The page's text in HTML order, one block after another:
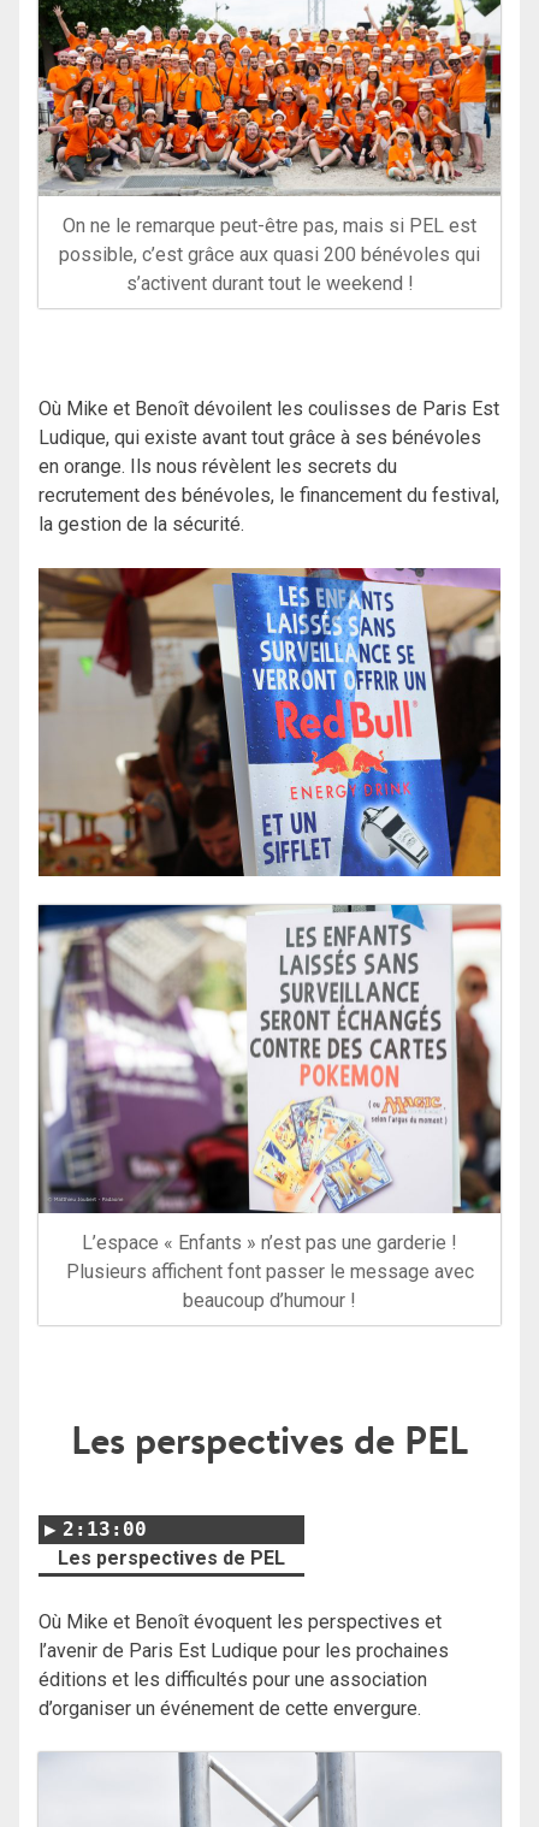
On ne le remarque peut-être pas, mais si PEL est
possible, c’est grâce aux quasi 200 bénévoles qui
s’activent durant tout le weekend !
Où Mike et Benoît dévoilent les coulisses de Paris Est
Ludique, qui existe avant tout grâce à ses bénévoles
en orange. Ils nous révèlent les secrets du
recrutement des bénévoles, le financement du festival,
la gestion de la sécurité.
L’espace « Enfants » n’est pas une garderie !
Plusieurs affichent font passer le message avec
beaucoup d’humour !
Les perspectives de PEL
2:13:00
Les perspectives de PEL
Où Mike et Benoît évoquent les perspectives et
l’avenir de Paris Est Ludique pour les prochaines
éditions et les difficultés pour une association
d’organiser un événement de cette envergure.